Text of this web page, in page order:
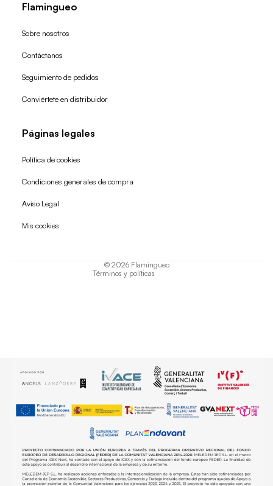
Flamingueo
Sobre nosotros
Contáctanos
Seguimiento de pedidos
Conviértete en distribuidor
Páginas legales
Política de cookies
Condiciones generales de compra
Aviso Legal
Mis cookies
© 2026 Flamingueo
Términos y políticas